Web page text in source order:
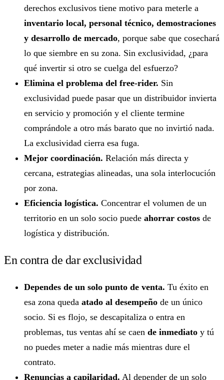
derechos exclusivos tiene motivo para meterle a
inventario local, personal técnico, demostraciones
y desarrollo de mercado, porque sabe que cosechará
lo que siembre en su zona. Sin exclusividad, ¿para
qué invertir si otro se cuelga del esfuerzo?
Elimina el problema del free-rider. Sin
exclusividad puede pasar que un distribuidor invierta
en servicio y promoción y el cliente termine
comprándole a otro más barato que no invirtió nada.
La exclusividad cierra esa fuga.
Mejor coordinación. Relación más directa y
cercana, estrategias alineadas, una sola interlocución
por zona.
Eficiencia logística. Concentrar el volumen de un
territorio en un solo socio puede ahorrar costos de
logística y distribución.
En contra de dar exclusividad
Dependes de un solo punto de venta. Tu éxito en
esa zona queda atado al desempeño de un único
socio. Si es flojo, se descapitaliza o entra en
problemas, tus ventas ahí se caen de inmediato y tú
no puedes meter a nadie más mientras dure el
contrato.
Renuncias a capilaridad. Al depender de un solo